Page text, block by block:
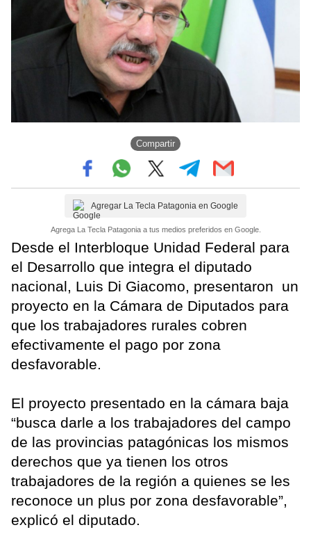
Compartir
Agregar La Tecla Patagonia en Google
Agrega La Tecla Patagonia a tus medios preferidos en Google.
Desde el Interbloque Unidad Federal para
el Desarrollo que integra el diputado
nacional, Luis Di Giacomo, presentaron un
proyecto en la Cámara de Diputados para
que los trabajadores rurales cobren
efectivamente el pago por zona
desfavorable.
El proyecto presentado en la cámara baja
“busca darle a los trabajadores del campo
de las provincias patagónicas los mismos
derechos que ya tienen los otros
trabajadores de la región a quienes se les
reconoce un plus por zona desfavorable”,
explicó el diputado.